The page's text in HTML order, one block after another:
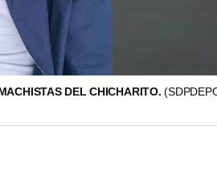
DEL CHICHARITO.